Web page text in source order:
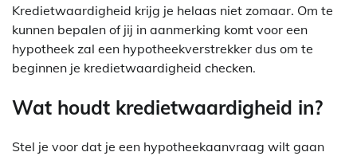
Kredietwaardigheid krijg je helaas niet zomaar. Om te
kunnen bepalen of jij in aanmerking komt voor een
hypotheek zal een hypotheekverstrekker dus om te
beginnen je kredietwaardigheid checken.
Wat houdt kredietwaardigheid in?
Stel je voor dat je een hypotheekaanvraag wilt gaan